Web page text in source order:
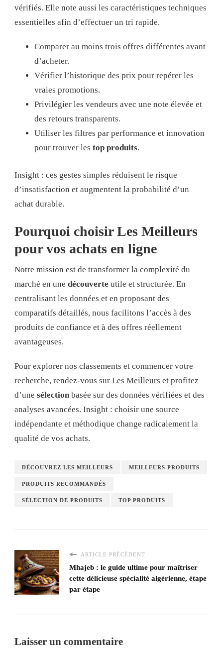
vérifiés. Elle note aussi les caractéristiques techniques
essentielles afin d’effectuer un tri rapide.
Comparer au moins trois offres différentes avant
d’acheter.
Vérifier l’historique des prix pour repérer les
vraies promotions.
Privilégier les vendeurs avec une note élevée et
des retours transparents.
Utiliser les filtres par performance et innovation
pour trouver les top produits.
Insight : ces gestes simples réduisent le risque
d’insatisfaction et augmentent la probabilité d’un
achat durable.
Pourquoi choisir Les Meilleurs
pour vos achats en ligne
Notre mission est de transformer la complexité du
marché en une découverte utile et structurée. En
centralisant les données et en proposant des
comparatifs détaillés, nous facilitons l’accès à des
produits de confiance et à des offres réellement
avantageuses.
Pour explorer nos classements et commencer votre
recherche, rendez-vous sur Les Meilleurs et profitez
d’une sélectionbasée sur des données vérifiées et des
analyses avancées. Insight : choisir une source
indépendante et méthodique change radicalement la
qualité de vos achats.
DÉCOUVREZ LES MEILLEURS MEILLEURS PRODUITS
PRODUITS RECOMMANDÉS
SÉLECTION DE PRODUITS TOP PRODUITS
ARTICLE PRÉCÉDENT
Mhajeb : le guide ultime pour maîtriser
cette délicieuse spécialité algérienne, étape
par étape
Laisser un commentaire